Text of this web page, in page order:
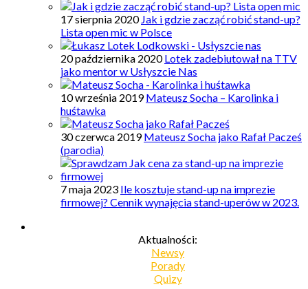
17 sierpnia 2020 Jak i gdzie zacząć robić stand-up?
Lista open mic w Polsce
20 października 2020 Lotek zadebiutował na TTV
jako mentor w Usłyszcie Nas
10 września 2019 Mateusz Socha – Karolinka i
huśtawka
30 czerwca 2019 Mateusz Socha jako Rafał Pacześ
(parodia)
7 maja 2023 Ile kosztuje stand-up na imprezie
firmowej? Cennik wynajęcia stand-uperów w 2023.
Aktualności:
Newsy
Porady
Quizy